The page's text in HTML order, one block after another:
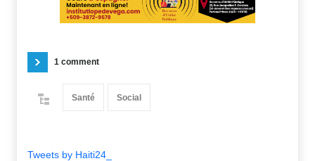
1 comment
Santé Social
Tweets by Haiti24_